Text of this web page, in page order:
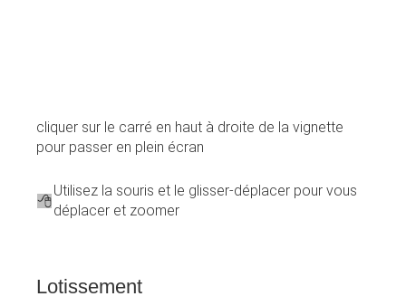
cliquer sur le carré en haut à droite de la vignette
pour passer en plein écran
Utilisez la souris et le glisser-déplacer pour vous
déplacer et zoomer
Lotissement